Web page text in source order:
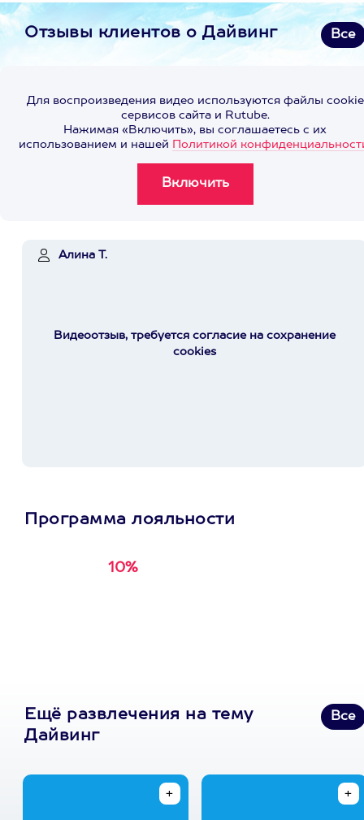
Отзывы клиентов о Дайвинг Все
Для воспроизведения видео используются файлы cookie
сервисов сайта и Rutube.
Нажимая «Включить», вы соглашаетесь с их
использованием и нашей Политикой
Алина Т.
Видеоотзыв, требуется согласие на сохранение
cookies
Программа лояльности
10%
Ещё развлечения на тему
Дайвинг
Все